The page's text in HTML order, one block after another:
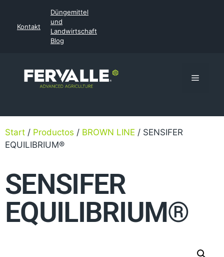
Kontakt
Düngemittel
und
Landwirtschaft
Blog
Start / Productos / BROWN LINE / SENSIFER
EQUILIBRIUM®
SENSIFER
EQUILIBRIUM®